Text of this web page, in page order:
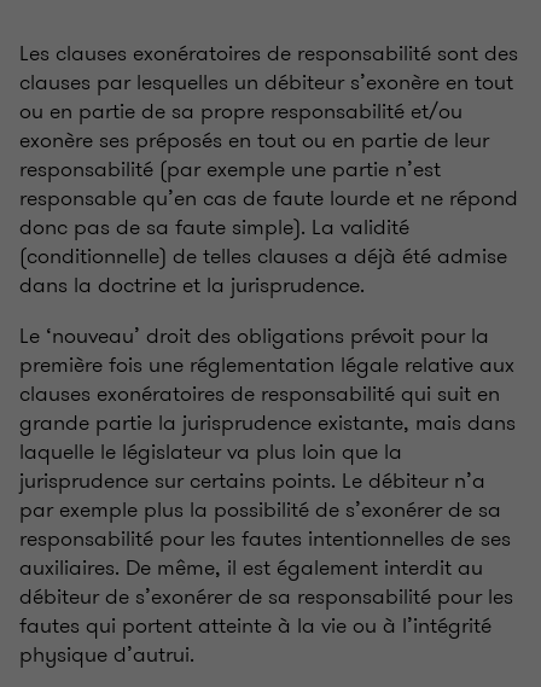
Les clauses exonératoires de responsabilité sont des
clauses par lesquelles un débiteur s’exonère en tout
ou en partie de sa propre responsabilité et/ou
exonère ses préposés en tout ou en partie de leur
responsabilité (par exemple une partie n’est
responsable qu’en cas de faute lourde et ne répond
donc pas de sa faute simple). La validité
(conditionnelle) de telles clauses a déjà été admise
dans la doctrine et la jurisprudence.
Le ‘nouveau’ droit des obligations prévoit pour la
première fois une réglementation légale relative aux
clauses exonératoires de responsabilité qui suit en
grande partie la jurisprudence existante, mais dans
laquelle le législateur va plus loin que la
jurisprudence sur certains points. Le débiteur n’a
par exemple plus la possibilité de s’exonérer de sa
responsabilité pour les fautes intentionnelles de ses
auxiliaires. De même, il est également interdit au
débiteur de s’exonérer de sa responsabilité pour les
fautes qui portent atteinte à la vie ou à l’intégrité
physique d’autrui.